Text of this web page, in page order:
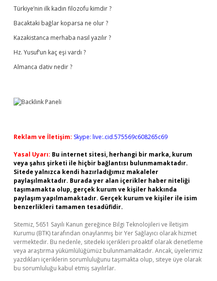
Türkiye’nin ilk kadın filozofu kimdir ?
Bacaktaki bağlar koparsa ne olur ?
Kazakistanca merhaba nasıl yazılır ?
Hz. Yusuf’un kaç eşi vardı ?
Almanca dativ nedir ?
Reklam ve İletişim: Skype: live:.cid.575569c608265c69
Yasal Uyarı: Bu internet sitesi, herhangi bir marka, kurum
veya şahıs şirketi ile hiçbir bağlantısı bulunmamaktadır.
Sitede yalnızca kendi hazırladığımız makaleler
paylaşılmaktadır. Burada yer alan içerikler haber niteliği
taşımamakta olup, gerçek kurum ve kişiler hakkında
paylaşım yapılmamaktadır. Gerçek kurum ve kişiler ile isim
benzerlikleri tamamen tesadüfidir.
Sitemiz, 5651 Sayılı Kanun gereğince Bilgi Teknolojileri ve İletişim
Kurumu (BTK) tarafından onaylanmış bir Yer Sağlayıcı olarak hizmet
vermektedir. Bu nedenle, sitedeki içerikleri proaktif olarak denetleme
veya araştırma yükümlülüğümüz bulunmamaktadır. Ancak, üyelerimiz
yazdıkları içeriklerin sorumluluğunu taşımakta olup, siteye üye olarak
bu sorumluluğu kabul etmiş sayılırlar.